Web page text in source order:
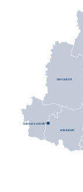
sieradzki
wieluński
wieruszowski